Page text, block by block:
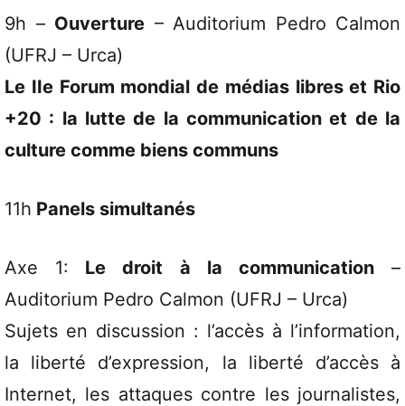
9h – Ouverture – Auditorium Pedro Calmon
(UFRJ – Urca)
Le IIe Forum mondial de médias libres et Rio
+20 : la lutte de la communication et de la
culture comme biens communs
11h Panels simultanés
Axe 1: Le droit à la communication–
Auditorium Pedro Calmon (UFRJ – Urca)
Sujets en discussion : l’accès à l’information,
la liberté d’expression, la liberté d’accès à
Internet, les attaques contre les journalistes,